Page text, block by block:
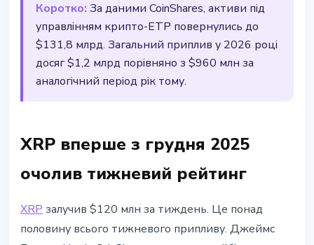
Коротко: За даними CoinShares, активи під
управлінням крипто-ETP повернулись до
$131,8 млрд. Загальний приплив у 2026 році
досяг $1,2 млрд порівняно з $960 млн за
аналогічний період рік тому.
XRP вперше з грудня 2025
очолив тижневий рейтинг
XRP залучив $120 млн за тиждень. Це понад
половину всього тижневого припливу. Джеймс